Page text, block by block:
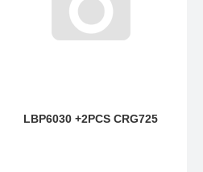
LBP6030 +2PCS CRG725